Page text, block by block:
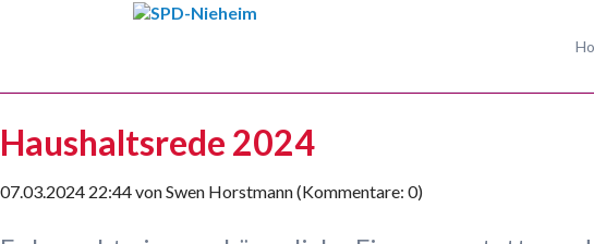
Haushaltsrede 2024
07.03.2024 22:44vonSwen Horstmann(Kommentare: 0)